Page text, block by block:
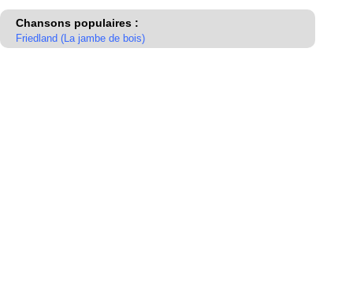
Chansons populaires :
Friedland (La jambe de bois)